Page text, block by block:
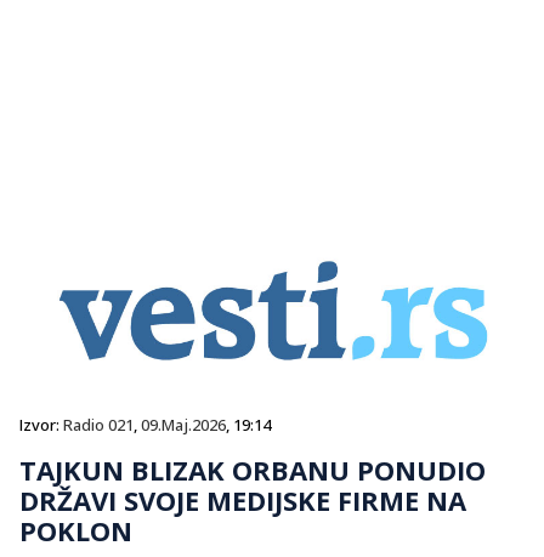
Izvor: Radio 021,09.Maj.2026, 19:14
TAJKUN BLIZAK ORBANU PONUDIO
DRŽAVI SVOJE MEDIJSKE FIRME NA
POKLON